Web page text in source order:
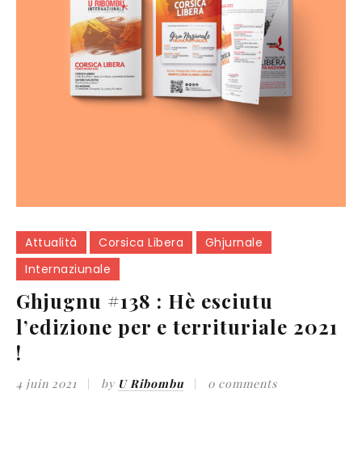
Attualità Corsica Libera
Ghjurnale
Internaziunale
Ghjugnu #138 : Hè esciutu
l’edizione per e territuriale 2021
!
4 juin 2021 by U Ribombu 0 comments